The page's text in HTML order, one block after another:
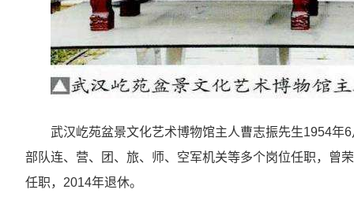
武汉屹苑盆景文化艺术博物馆主人曹志振先生1954年
部队连、营、团、旅、师、空军机关等多个岗位任职，曾
任职，2014年退休。